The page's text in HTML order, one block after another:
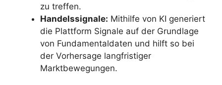
zu treffen.
Handelssignale: Mithilfe von KI generiert
die Plattform Signale auf der Grundlage
von Fundamentaldaten und hilft so bei
der Vorhersage langfristiger
Marktbewegungen.